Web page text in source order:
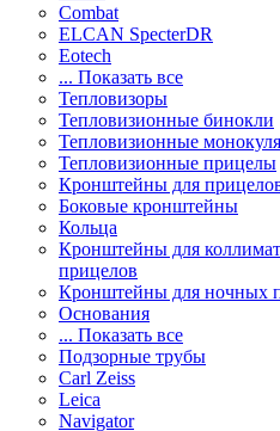
Combat
ELCAN SpecterDR
Eotech
... Показать все
Тепловизоры
Тепловизионные бинокли
Тепловизионные
Тепловизионные прицелы
Кронштейны для
Боковые кронштейны
Кольца
Кронштейны для
прицелов
Кронштейны для ночных
Основания
... Показать все
Подзорные трубы
Carl Zeiss
Leica
Navigator